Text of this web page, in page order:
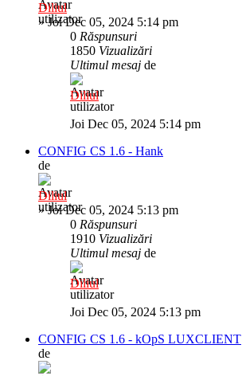
Diliul
»Joi Dec 05, 2024 5:14 pm
0 Răspunsuri
1850 Vizualizări
Ultimul mesaj de
Diliul
Joi Dec 05, 2024 5:14 pm
CONFIG CS 1.6 - Hank
de
Diliul
»Joi Dec 05, 2024 5:13 pm
0 Răspunsuri
1910 Vizualizări
Ultimul mesaj de
Diliul
Joi Dec 05, 2024 5:13 pm
CONFIG CS 1.6 - kOpS LUXCLIENT
de